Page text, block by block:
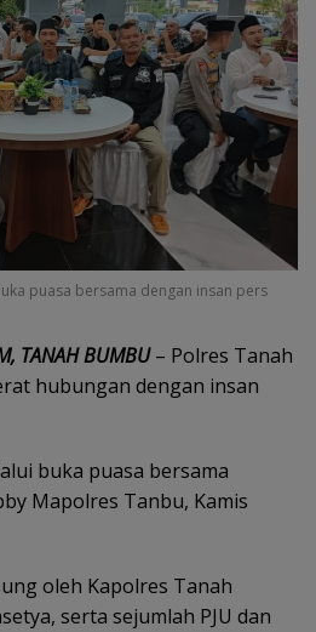
puasa bersama dengan insan pers
TANAH BUMBU– Polres Tanah
hubungan dengan insan
buka puasa bersama
Mapolres Tanbu, Kamis
oleh Kapolres Tanah
serta sejumlah PJU dan